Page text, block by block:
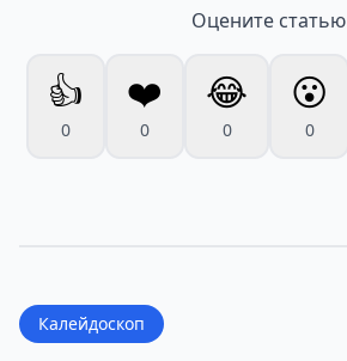
Оцените статью
👍
0
❤️
0
😂
0
😮
0
Калейдоскоп